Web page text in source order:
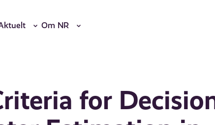
Om NR
for